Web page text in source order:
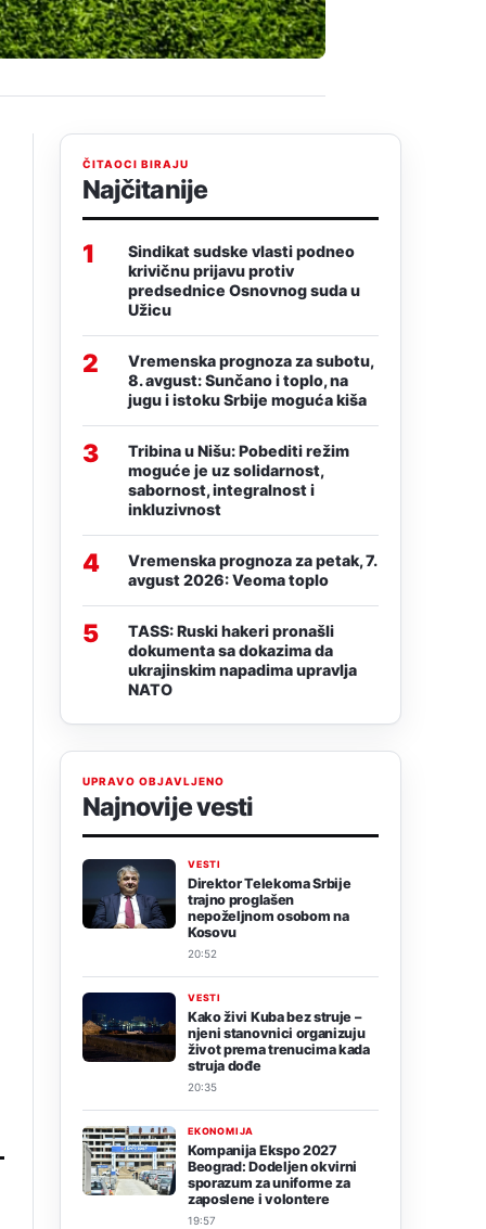
ČITAOCI BIRAJU
Najčitanije
1
Sindikat sudske vlasti podneo
krivičnu prijavu protiv
predsednice Osnovnog suda u
Užicu
2
Vremenska prognoza za subotu,
8. avgust: Sunčano i toplo, na
jugu i istoku Srbije moguća kiša
3
Tribina u Nišu: Pobediti režim
moguće je uz solidarnost,
sabornost, integralnost i
inkluzivnost
4
Vremenska prognoza za petak, 7.
avgust 2026: Veoma toplo
5
TASS: Ruski hakeri pronašli
dokumenta sa dokazima da
ukrajinskim napadima upravlja
NATO
UPRAVO OBJAVLJENO
Najnovije vesti
VESTI
Direktor Telekoma Srbije
trajno proglašen
nepoželjnom osobom na
Kosovu
20:52
VESTI
Kako živi Kuba bez struje –
njeni stanovnici organizuju
život prema trenucima kada
struja dođe
20:35
EKONOMIJA
Kompanija Ekspo 2027
Beograd: Dodeljen okvirni
sporazum za uniforme za
zaposlene i volontere
19:57